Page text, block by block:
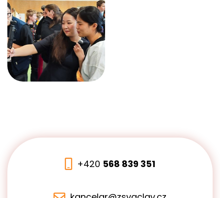
+420 568 839 351